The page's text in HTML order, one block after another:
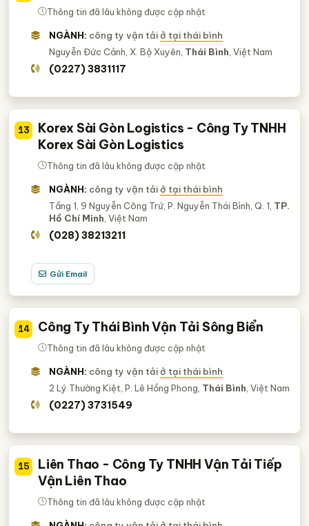
Thông tin đã lâu không được cập nhật
NGÀNH: công ty vận tảiở tại thái bình
Nguyễn Đức Cảnh, X. Bộ Xuyên, Thái Bình , Việt Nam
(0227) 3831117
13
Korex Sài Gòn Logistics - Công Ty TNHH
Korex Sài Gòn Logistics
Thông tin đã lâu không được cập nhật
NGÀNH: công ty vận tảiở tại thái bình
Tầng 1, 9 Nguyễn Công Trứ, P. Nguyễn Thái Bình, Q. 1, TP.
Hồ Chí Minh , Việt Nam
(028) 38213211
Gửi Email
14 Công Ty Thái Bình Vận Tải Sông Biển
Thông tin đã lâu không được cập nhật
NGÀNH: công ty vận tảiở tại thái bình
2 Lý Thường Kiệt, P. Lê Hồng Phong, Thái Bình , Việt Nam
(0227) 3731549
15
Liên Thao - Công Ty TNHH Vận Tải Tiếp
Vận Liên Thao
Thông tin đã lâu không được cập nhật